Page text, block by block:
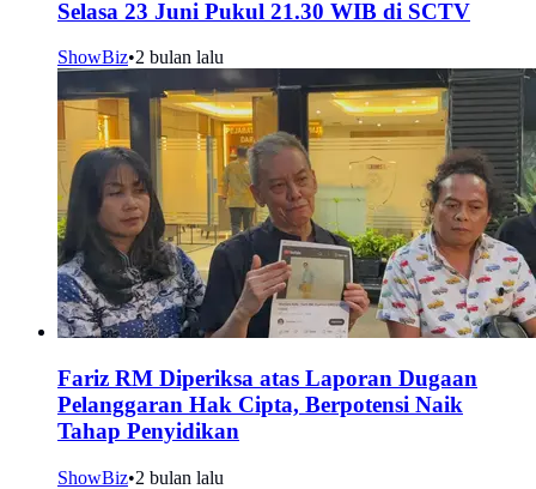
Selasa 23 Juni Pukul 21.30 WIB di SCTV
ShowBiz•2 bulan lalu
Fariz RM Diperiksa atas Laporan Dugaan
Pelanggaran Hak Cipta, Berpotensi Naik
Tahap Penyidikan
ShowBiz•2 bulan lalu